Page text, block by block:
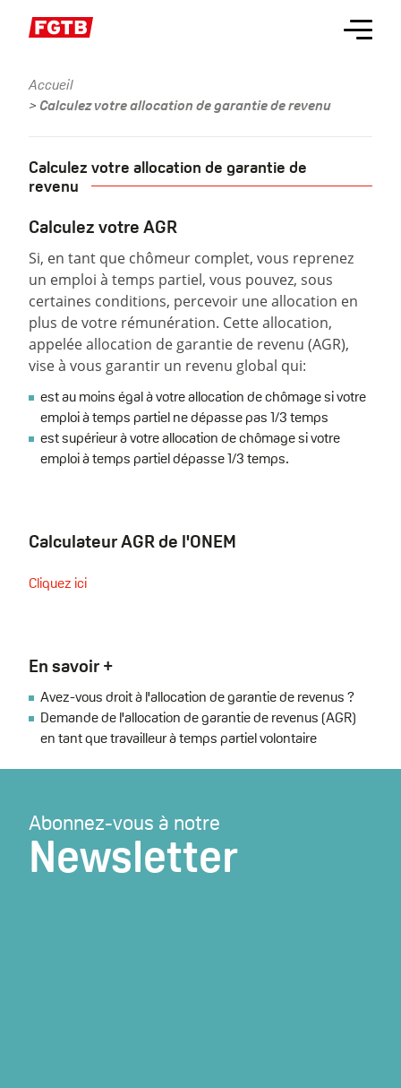
Menu
Fil
Accueil
Calculez votre allocation de garantie de revenu
Calculez votre allocation de garantie de
revenu
Calculez votre AGR
Si, en tant que chômeur complet, vous reprenez
un emploi à temps partiel, vous pouvez, sous
certaines conditions, percevoir une allocation en
plus de votre rémunération. Cette allocation,
appelée allocation de garantie de revenu (AGR),
vise à vous garantir un revenu global qui:
est au moins égal à votre allocation de chômage si votre
emploi à temps partiel ne dépasse pas 1/3 temps
est supérieur à votre allocation de chômage si votre
emploi à temps partiel dépasse 1/3 temps.
Calculateur AGR de l'ONEM
Cliquez ici
En savoir +
Avez-vous droit à l'allocation de garantie de revenus ?
Demande de l'allocation de garantie de revenus (AGR)
en tant que travailleur à temps partiel volontaire
Abonnez-vous à notre
Newsletter